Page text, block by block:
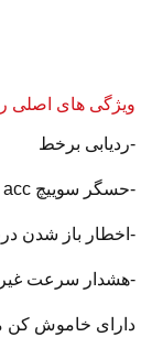
ویژگی های اصلی
-ردیابی برخط
-حسگر سوییچ acc
-اخطار باز شدن
-هشدار سرعت غیر
دارای خاموش کن